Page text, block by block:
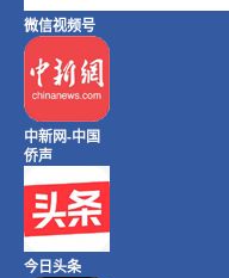
微信视频号
中新网-中国
侨声
今日头条